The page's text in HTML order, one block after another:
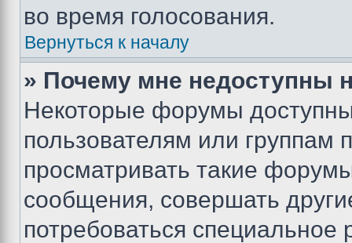
во время голосования.
Вернуться к началу
» Почему мне недоступны
Некоторые форумы
пользователям или группам
просматривать такие
сообщения, совершать
потребоваться